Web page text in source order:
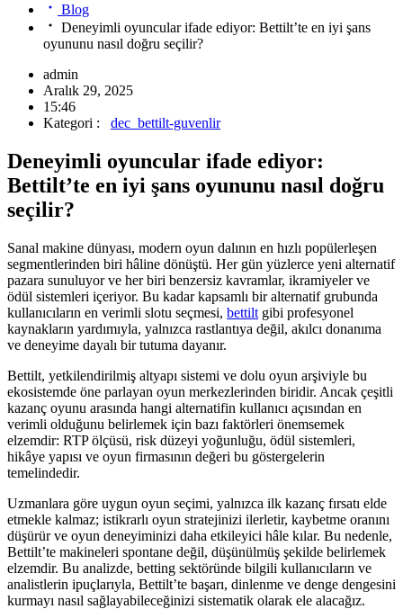
Blog
Deneyimli oyuncular ifade ediyor: Bettilt’te en iyi şans
oyununu nasıl doğru seçilir?
admin
Aralık 29, 2025
15:46
Kategori :
dec_bettilt-guvenlir
Deneyimli oyuncular ifade ediyor:
Bettilt’te en iyi şans oyununu nasıl doğru
seçilir?
Sanal makine dünyası, modern oyun dalının en hızlı popülerleşen
segmentlerinden biri hâline dönüştü. Her gün yüzlerce yeni alternatif
pazara sunuluyor ve her biri benzersiz kavramlar, ikramiyeler ve
ödül sistemleri içeriyor. Bu kadar kapsamlı bir alternatif grubunda
kullanıcıların en verimli slotu seçmesi, bettilt gibi profesyonel
kaynakların yardımıyla, yalnızca rastlantıya değil, akılcı donanıma
ve deneyime dayalı bir tutuma dayanır.
Bettilt, yetkilendirilmiş altyapı sistemi ve dolu oyun arşiviyle bu
ekosistemde öne parlayan oyun merkezlerinden biridir. Ancak çeşitli
kazanç oyunu arasında hangi alternatifin kullanıcı açısından en
verimli olduğunu belirlemek için bazı faktörleri önemsemek
elzemdir: RTP ölçüsü, risk düzeyi yoğunluğu, ödül sistemleri,
hikâye yapısı ve oyun firmasının değeri bu göstergelerin
temelindedir.
Uzmanlara göre uygun oyun seçimi, yalnızca ilk kazanç fırsatı elde
etmekle kalmaz; istikrarlı oyun stratejinizi ilerletir, kaybetme oranını
düşürür ve oyun deneyiminizi daha etkileyici hâle kılar. Bu nedenle,
Bettilt’te makineleri spontane değil, düşünülmüş şekilde belirlemek
elzemdir. Bu analizde, betting sektöründe bilgili kullanıcıların ve
analistlerin ipuçlarıyla, Bettilt’te başarı, dinlenme ve denge dengesini
kurmayı nasıl sağlayabileceğinizi sistematik olarak ele alacağız.